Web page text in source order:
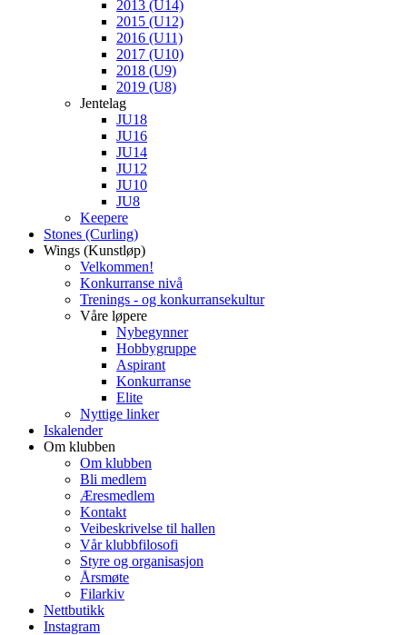
2013 (U14)
2015 (U12)
2016 (U11)
2017 (U10)
2018 (U9)
2019 (U8)
Jentelag
JU18
JU16
JU14
JU12
JU10
JU8
Keepere
Stones (Curling)
Wings (Kunstløp)
Velkommen!
Konkurranse nivå
Trenings - og konkurransekultur
Våre løpere
Nybegynner
Hobbygruppe
Aspirant
Konkurranse
Elite
Nyttige linker
Iskalender
Om klubben
Om klubben
Bli medlem
Æresmedlem
Kontakt
Veibeskrivelse til hallen
Vår klubbfilosofi
Styre og organisasjon
Årsmøte
Filarkiv
Nettbutikk
Instagram